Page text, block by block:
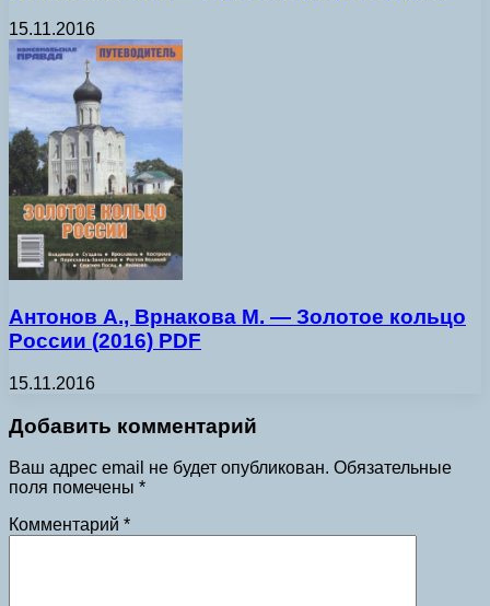
15.11.2016
Антонов А., Врнакова М. — Золотое кольцо
России (2016) PDF
15.11.2016
Добавить комментарий
Ваш адрес email не будет опубликован. Обязательные
поля помечены *
Комментарий *